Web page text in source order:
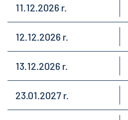
11.12.2026 r.
12.12.2026 r.
13.12.2026 r.
23.01.2027 r.